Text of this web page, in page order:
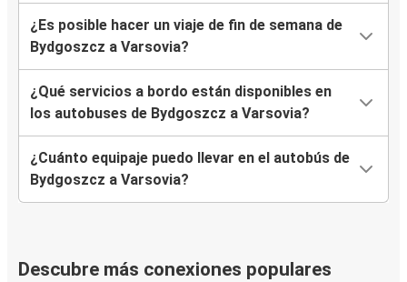
¿Es posible hacer un viaje de fin de semana de
Bydgoszcz a Varsovia?
¿Qué servicios a bordo están disponibles en
los autobuses de Bydgoszcz a Varsovia?
¿Cuánto equipaje puedo llevar en el autobús de
Bydgoszcz a Varsovia?
Descubre más conexiones populares